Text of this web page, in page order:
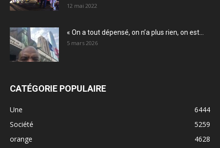
12 mai 2022
« On a tout dépensé, on n’a plus rien, on est...
5 mars 2026
CATÉGORIE POPULAIRE
Une
6444
Société
5259
orange
4628